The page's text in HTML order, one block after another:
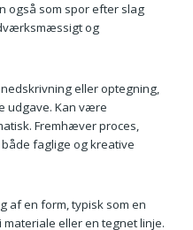
også som spor efter slag
og
eller optegning,
udgave. Kan være
Fremhæver proces,
faglige og kreative
af en form, typisk som en
eller en tegnet linje.